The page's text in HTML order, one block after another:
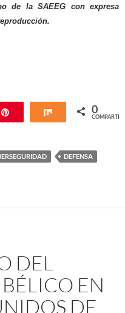
de la SAEEG con expresa
Compartir
0
COMPARTIR
DEFENSA
DEL
EN
DE